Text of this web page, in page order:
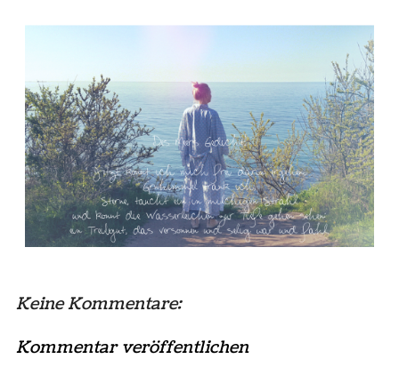
Keine Kommentare:
Kommentar veröffentlichen